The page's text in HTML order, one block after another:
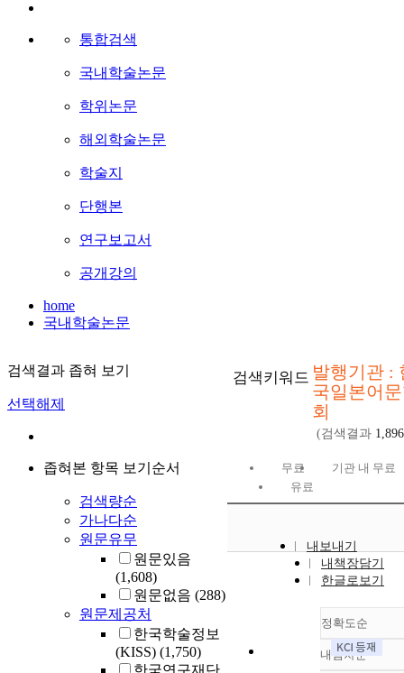
통합검색
국내학술논문
학위논문
해외학술논문
학술지
단행본
연구보고서
공개강의
home
국내학술논문
검색결과 좁혀 보기
선택해제
좁혀본 항목 보기순서
검색량순
가나다순
원문유무
원문있음
(1,608)
원문없음 (288)
원문제공처
한국학술정보
(KISS) (1,750)
검색키워드 발행기관 :
국일본어
회
(검색결과 1,896
무료
기관 내 무료
유료
내보내기
내책장담기
한글로보기
정확도순
정확도
내림차순